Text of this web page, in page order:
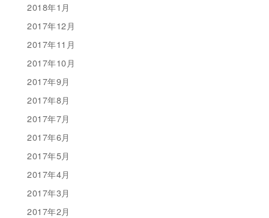
2018年1月
2017年12月
2017年11月
2017年10月
2017年9月
2017年8月
2017年7月
2017年6月
2017年5月
2017年4月
2017年3月
2017年2月